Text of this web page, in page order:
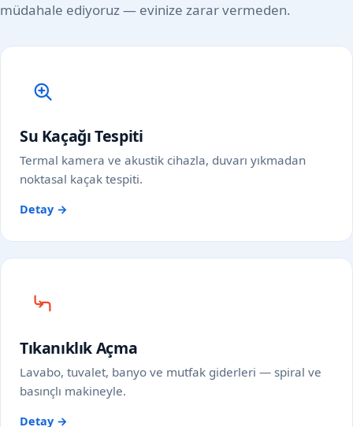
müdahale ediyoruz — evinize zarar vermeden.
Su Kaçağı Tespiti
Termal kamera ve akustik cihazla, duvarı yıkmadan
noktasal kaçak tespiti.
Detay →
Tıkanıklık Açma
Lavabo, tuvalet, banyo ve mutfak giderleri — spiral ve
basınçlı makineyle.
Detay →